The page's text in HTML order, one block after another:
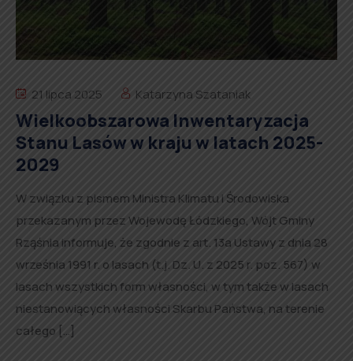
21 lipca 2025 Katarzyna Szataniak
Wielkoobszarowa Inwentaryzacja
Stanu Lasów w kraju w latach 2025-
2029
W związku z pismem Ministra Klimatu i Środowiska
przekazanym przez Wojewodę Łódzkiego, Wójt Gminy
Rząśnia informuje, że zgodnie z art. 13a Ustawy z dnia 28
września 1991 r. o lasach (t.j. Dz. U. z 2025 r. poz. 567) w
lasach wszystkich form własności, w tym także w lasach
niestanowiących własności Skarbu Państwa, na terenie
całego […]